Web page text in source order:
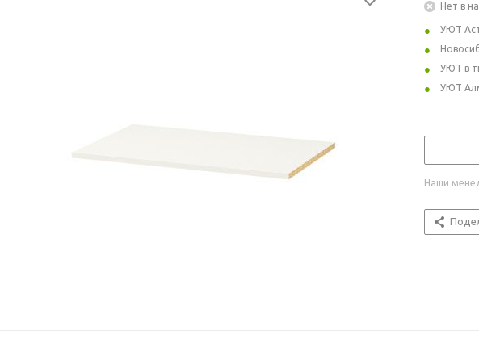
Нет в
УЮТ
УЮТ в
УЮТ
Наши